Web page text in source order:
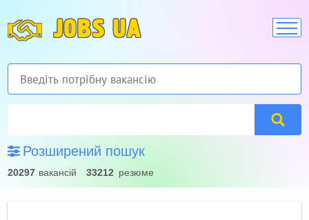
JOBS UA
Розширений пошук
20297 вакансій 33212 резюме